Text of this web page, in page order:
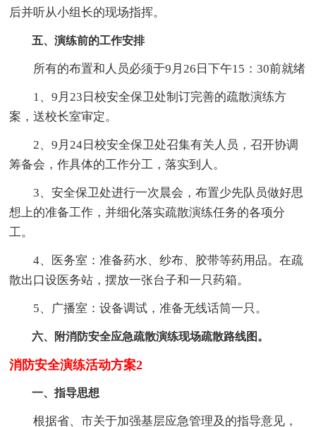
后并听从小组长的现场指挥。
五、演练前的工作安排
所有的布置和人员必须于9月26日下午15：30前就绪
1、9月23日校安全保卫处制订完善的疏散演练方
案，送校长室审定。
2、9月24日校安全保卫处召集有关人员，召开协调
筹备会，作具体的工作分工，落实到人。
3、安全保卫处进行一次晨会，布置少先队员做好思
想上的准备工作，并细化落实疏散演练任务的各项分
工。
4、医务室：准备药水、纱布、胶带等药用品。在疏
散出口设医务站，摆放一张台子和一只药箱。
5、广播室：设备调试，准备无线话筒一只。
六、附消防安全应急疏散演练现场疏散路线图。
消防安全演练活动方案2
一、指导思想
根据省、市关于加强基层应急管理及的指导意见，